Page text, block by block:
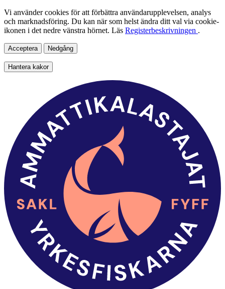
Vi använder cookies för att förbättra användarupplevelsen, analys
och marknadsföring. Du kan när som helst ändra ditt val via cookie-
ikonen i det nedre vänstra hörnet. Läs Registerbeskrivningen .
Acceptera Nedgång
Hantera kakor